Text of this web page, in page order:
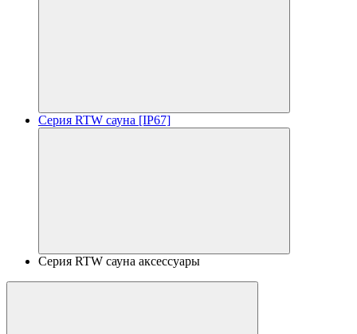
Серия RTW сауна [IP67]
Серия RTW сауна аксессуары